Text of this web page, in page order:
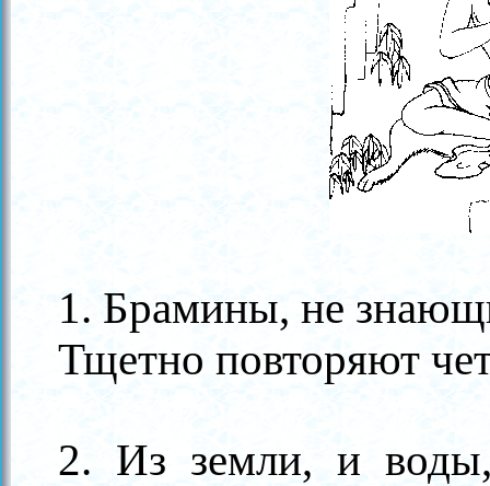
1. Брамины, не
Тщетно повторяют
2. Из земли, и